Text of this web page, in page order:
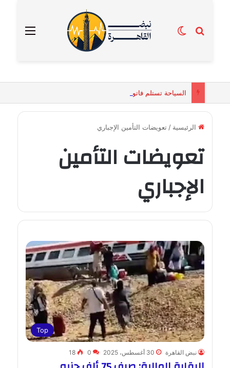
القائمة بحث عنالوضع المظلم
الرئيسية / تعويضات التأمين الإجباري
تعويضات التأمين
الإجباري
Top
نبض القاهرة 30 أغسطس، 2025 0
18